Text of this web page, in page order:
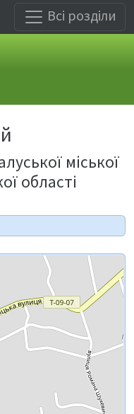
Всі розділи
міської
області